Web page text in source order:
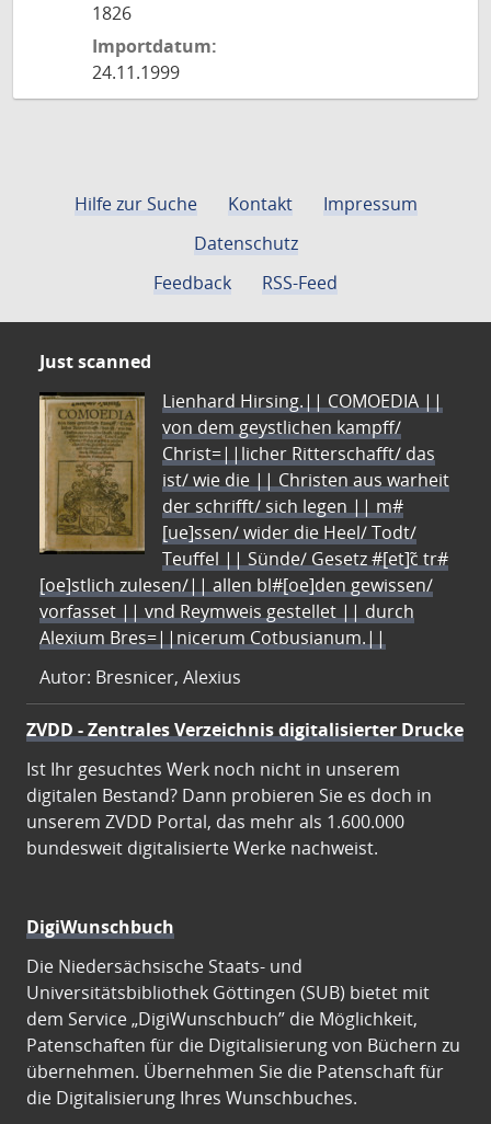
1826
Importdatum:
24.11.1999
Hilfe zur Suche Kontakt
Impressum
Datenschutz
Feedback
RSS-Feed
Just scanned
Lienhard Hirsing.|| COMOEDIA ||
von dem geystlichen kampff/
Christ=||licher Ritterschafft/ das
ist/ wie die || Christen aus warheit
der schrifft/ sich legen || m#
[ue]ssen/ wider die Heel/ Todt/
Teuffel || Sünde/ Gesetz #[et]c̃ tr#
[oe]stlich zulesen/|| allen bl#[oe]den gewissen/
vorfasset || vnd Reymweis gestellet || durch
Alexium Bres=||nicerum Cotbusianum.||
Autor: Bresnicer, Alexius
ZVDD - Zentrales Verzeichnis digitalisierter Drucke
Ist Ihr gesuchtes Werk noch nicht in unserem
digitalen Bestand? Dann probieren Sie es doch in
unserem ZVDD Portal, das mehr als 1.600.000
bundesweit digitalisierte Werke nachweist.
DigiWunschbuch
Die Niedersächsische Staats- und
Universitätsbibliothek Göttingen (SUB) bietet mit
dem Service „DigiWunschbuch” die Möglichkeit,
Patenschaften für die Digitalisierung von Büchern zu
übernehmen. Übernehmen Sie die Patenschaft für
die Digitalisierung Ihres Wunschbuches.